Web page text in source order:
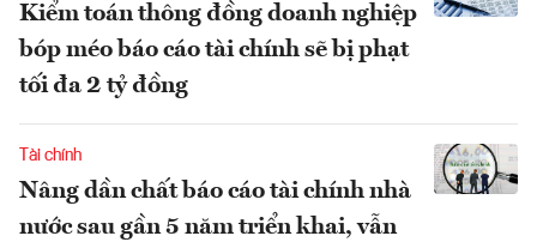
Kiểm toán thông đồng doanh nghiệp
bóp méo báo cáo tài chính sẽ bị phạt
tối đa 2 tỷ đồng
Tài chính
Nâng dần chất báo cáo tài chính nhà
nước sau gần 5 năm triển khai, vẫn